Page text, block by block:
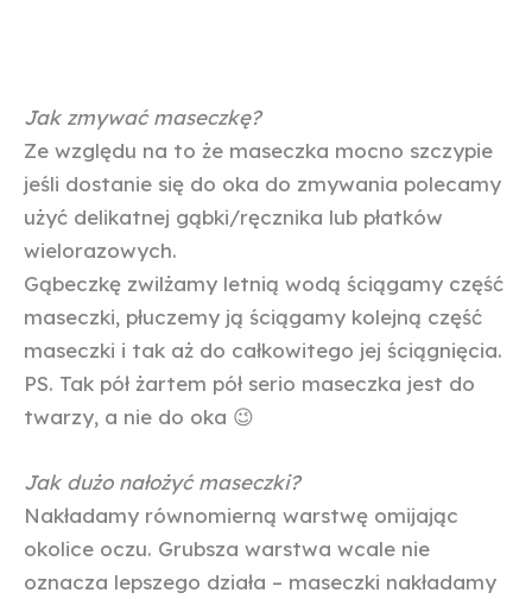
Jak zmywać maseczkę?
Ze względu na to że maseczka mocno szczypie
jeśli dostanie się do oka do zmywania polecamy
użyć delikatnej gąbki/ręcznika lub płatków
wielorazowych.
Gąbeczkę zwilżamy letnią wodą ściągamy część
maseczki, płuczemy ją ściągamy kolejną część
maseczki i tak aż do całkowitego jej ściągnięcia.
PS. Tak pół żartem pół serio maseczka jest do
twarzy, a nie do oka 😉
Jak dużo nałożyć maseczki?
Nakładamy równomierną warstwę omijając
okolice oczu. Grubsza warstwa wcale nie
oznacza lepszego działa – maseczki nakładamy